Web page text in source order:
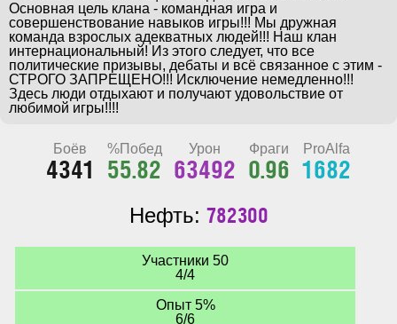
Основная цель клана - командная игра и
совершенствование навыков игры!!! Мы дружная
команда взрослых адекватных людей!!! Наш клан
интернациональный! Из этого следует, что все
политические призывы, дебаты и всё связанное с этим -
СТРОГО ЗАПРЕЩЕНО!!! Исключение немедленно!!!
Здесь люди отдыхают и получают удовольствие от
любимой игры!!!!
Боёв
4341
%Побед
55.82
Урон
63492
Фраги
0.96
ProAlfa
1682
Нефть: 782300
Участники 50
4/4
Опыт 5%
6/6